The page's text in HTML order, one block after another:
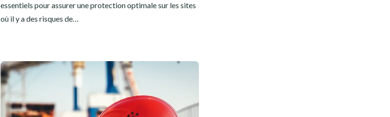
essentiels pour assurer une protection optimale sur les sites
où il y a des risques de…